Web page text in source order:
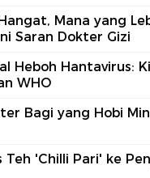
Mana yang
Saran Dokter Gizi
Heboh Hantavirus:
WHO
Bagi yang Hobi
Teh 'Chilli Pari' ke